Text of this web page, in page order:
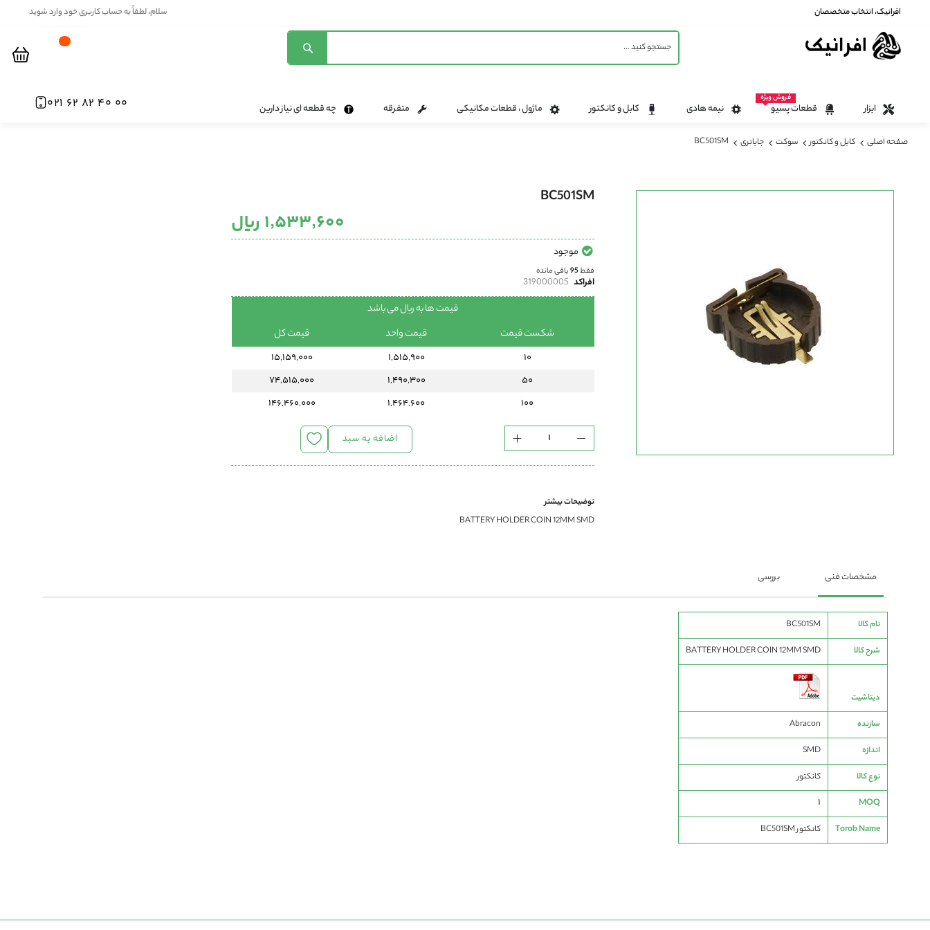
افرانیک، انتخاب متخصصان سلام، لطفاً به حساب کاربری خود وارد شوید
ابزار قطعات پسیو
فروش ویژه
نیمه هادی کابل و کانکتور ماژول ، قطعات مکانیکی متفرقه چه قطعه ای نیاز دارین 00 40 82 62 021
صفحه اصلی کابل و کانکتور سوکت جاباتری BC501SM
رفتن
BC501SM
۱٬۵۳۳٬۶۰۰ ریال
موجود
فقط95باقی مانده
افراکد 319000005
قیمت ها به ریال می باشد
شکست قیمت
قیمت واحد قیمت کل
10
1,515,900
15,159,000
50
1,490,300
74,515,000
100
1,464,600
146,460,000
اضافه به سبد
توضیحات بیشتر
BATTERY HOLDER COIN 12MM SMD
مشخصات فنی بررسی
مشخصات
فنی
نام کالا
BC501SM
شرح کالا
BATTERY HOLDER COIN 12MM SMD
دیتاشیت
سازنده
Abracon
اندازه
SMD
نوع کالا
کانکتور
MOQ
1
Torob Name
کانکتور BC501SM